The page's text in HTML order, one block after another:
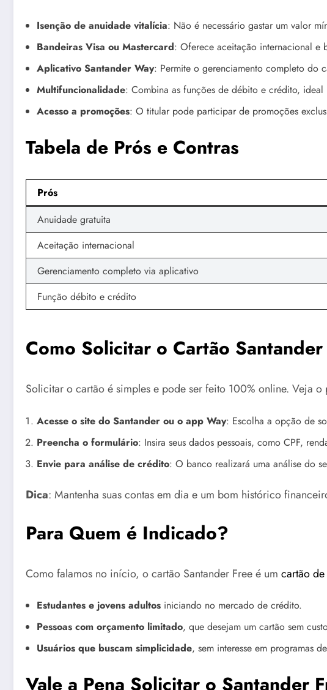
Isenção de anuidade vitalícia: Não é necessário gastar um valor
Bandeiras Visa ou Mastercard: Oferece aceitação internacional e
Aplicativo Santander Way: Permite o gerenciamento completo do
Multifuncionalidade: Combina as funções de débito e crédito,
Acesso a promoções: O titular pode participar de promoções
Tabela de Prós e Contras
Prós
Anuidade gratuita
Aceitação internacional
Gerenciamento completo via aplicativo
Função débito e crédito
Como Solicitar o Cartão
Solicitar o cartão é simples e pode ser feito 100% online. Veja o
Acesse o site do Santander ou o app Way: Escolha a opção de
Preencha o formulário: Insira seus dados pessoais, como CPF,
Envie para análise de crédito: O banco realizará uma análise do
Dica: Mantenha suas contas em dia e um bom histórico
Para Quem é Indicado?
Como falamos no início, o cartão Santander Free é um cartão
Estudantes e jovens adultos iniciando no mercado de crédito.
Pessoas com orçamento limitado, que desejam um cartão sem
Usuários que buscam simplicidade, sem interesse em programas
Vale a Pena Solicitar o Santander